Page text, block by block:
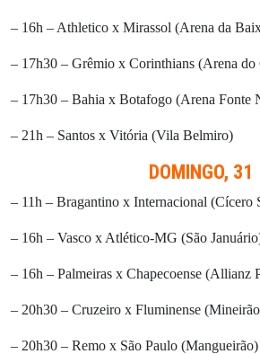
– 16h – Athletico x Mirassol (Arena da
– 17h30 – Grêmio x Corinthians (Arena do
– 17h30 – Bahia x Botafogo (Arena Fonte
– 21h – Santos x Vitória (Vila Belmiro)
DOMINGO, 31
– 11h – Bragantino x Internacional (Cícero
– 16h – Vasco x Atlético-MG (São
– 16h – Palmeiras x Chapecoense (Allianz
– 20h30 – Cruzeiro x Fluminense
– 20h30 – Remo x São Paulo (Mangueirão)